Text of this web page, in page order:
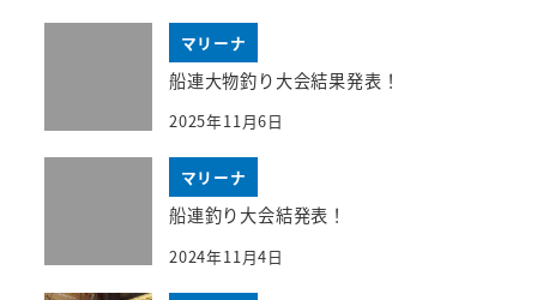
マリーナ
船連大物釣り大会結果発表！
2025年11月6日
マリーナ
船連釣り大会結発表！
2024年11月4日